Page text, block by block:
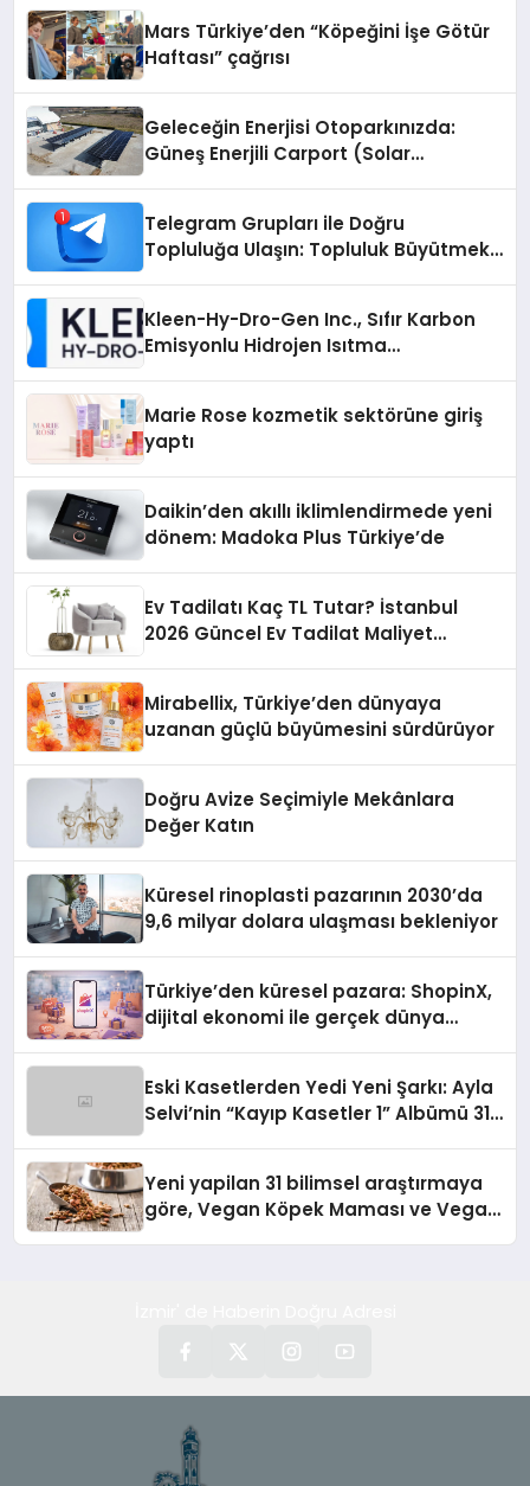
Mars Türkiye’den “Köpeğini İşe Götür
Haftası” çağrısı
Geleceğin Enerjisi Otoparkınızda:
Güneş Enerjili Carport (Solar
Telegram Grupları ile Doğru
Topluluğa Ulaşın: Topluluk Büyütmek
Kleen-Hy-Dro-Gen Inc., Sıfır Karbon
Emisyonlu Hidrojen Isıtma
Marie Rose kozmetik sektörüne giriş
yaptı
Daikin’den akıllı iklimlendirmede yeni
dönem: Madoka Plus Türkiye’de
Ev Tadilatı Kaç TL Tutar? İstanbul
2026 Güncel Ev Tadilat Maliyet
Mirabellix, Türkiye’den dünyaya
uzanan güçlü büyümesini sürdürüyor
Doğru Avize Seçimiyle Mekânlara
Değer Katın
Küresel rinoplasti pazarının 2030’da
9,6 milyar dolara ulaşması bekleniyor
Türkiye’den küresel pazara: ShopinX,
dijital ekonomi ile gerçek dünya
Eski Kasetlerden Yedi Yeni Şarkı: Ayla
Selvi’nin “Kayıp Kasetler 1” Albümü 31
Yeni yapilan 31 bilimsel araştırmaya
göre, Vegan Köpek Maması ve Vegan